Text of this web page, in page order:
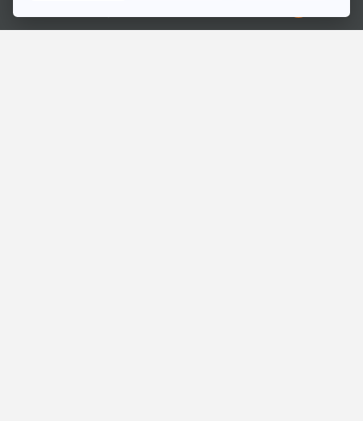
Ⓒ 2020 องค์การกระจายเสียงและแพร่ภาพสาธารณะแห่งประเทศไทย